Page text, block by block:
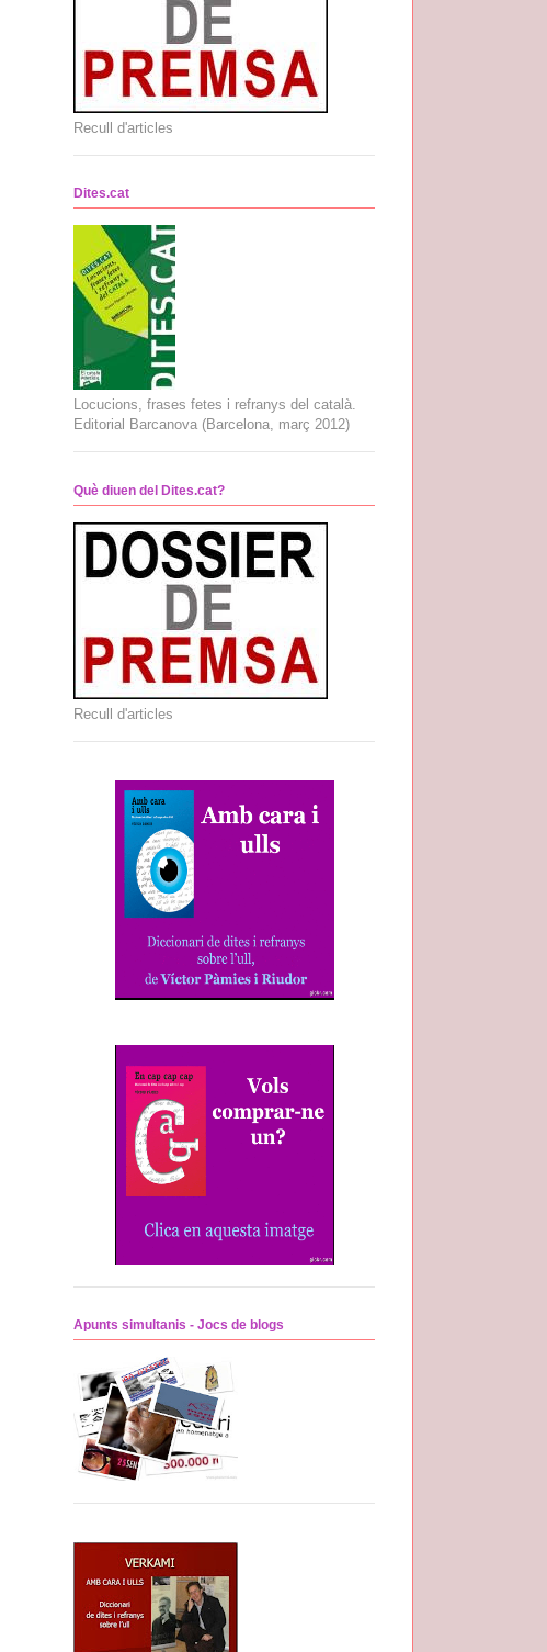
Recull d'articles
Dites.cat
Locucions, frases fetes i refranys del català.
Editorial Barcanova (Barcelona, març 2012)
Què diuen del Dites.cat?
Recull d'articles
Apunts simultanis - Jocs de blogs